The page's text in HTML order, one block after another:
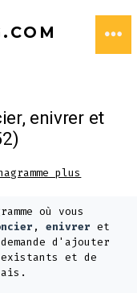
enivrer et
plus
où vous
,enivrer et
d'ajouter
et de